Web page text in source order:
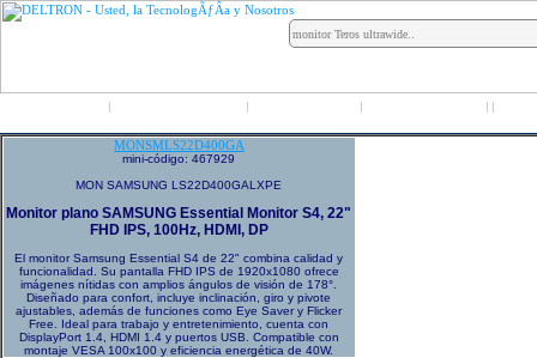
| | | | |
MONSMLS22D400GA
mini-código: 467929
MON SAMSUNG LS22D400GALXPE
Monitor plano SAMSUNG Essential Monitor S4, 22"
FHD IPS, 100Hz, HDMI, DP
El monitor Samsung Essential S4 de 22" combina calidad y
funcionalidad. Su pantalla FHD IPS de 1920x1080 ofrece
imágenes nítidas con amplios ángulos de visión de 178°.
Diseñado para confort, incluye inclinación, giro y pivote
ajustables, además de funciones como Eye Saver y Flicker
Free. Ideal para trabajo y entretenimiento, cuenta con
DisplayPort 1.4, HDMI 1.4 y puertos USB. Compatible con
montaje VESA 100x100 y eficiencia energética de 40W.